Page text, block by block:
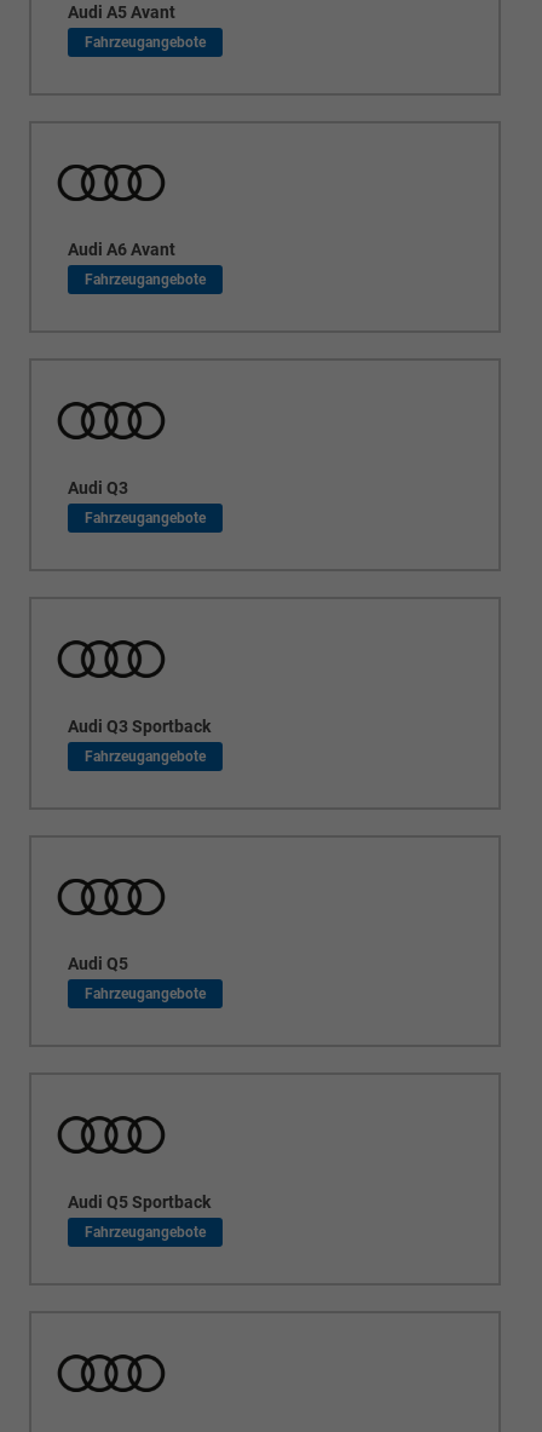
Audi A5 Avant
Audi A6 Avant
Audi Q3
Audi Q3 Sportback
Audi Q5
Audi Q5 Sportback